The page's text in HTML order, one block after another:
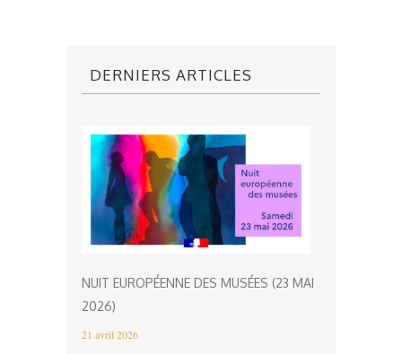
DERNIERS ARTICLES
NUIT EUROPÉENNE DES MUSÉES (23 MAI
2026)
21 avril 2026